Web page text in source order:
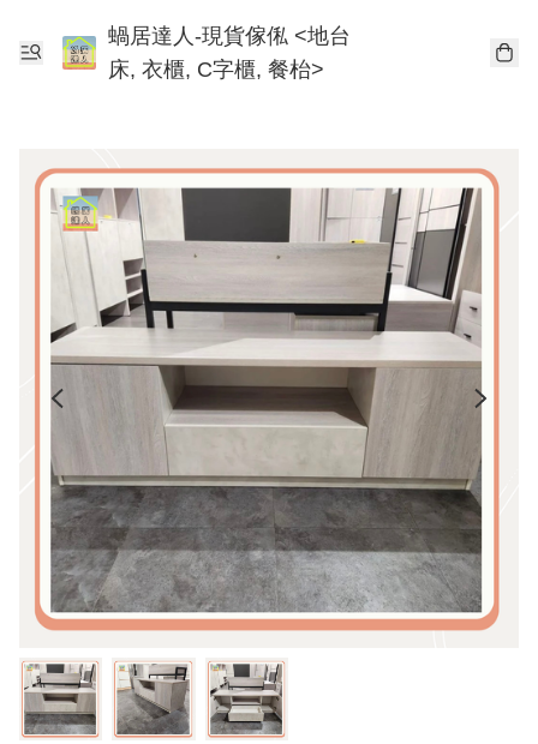
蝸居達人-現貨傢俬 <地台
床, 衣櫃, C字櫃, 餐枱>